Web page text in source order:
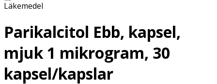
Läkemedel
Parikalcitol Ebb, kapsel,
mjuk 1 mikrogram, 30
kapsel/kapslar